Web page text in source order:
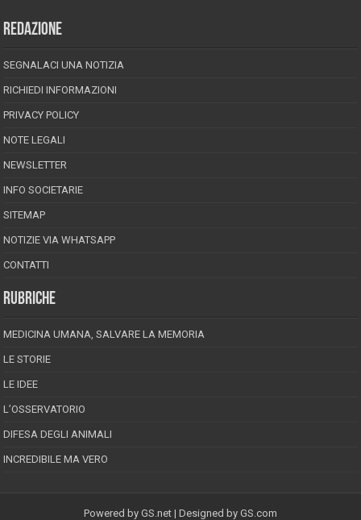
REDAZIONE
SEGNALACI UNA NOTIZIA
RICHIEDI INFORMAZIONI
PRIVACY POLICY
NOTE LEGALI
NEWSLETTER
INFO SOCIETARIE
SITEMAP
NOTIZIE VIA WHATSAPP
CONTATTI
RUBRICHE
MEDICINA UMANA, SALVARE LA MEMORIA
LE STORIE
LE IDEE
L’OSSERVATORIO
DIFESA DEGLI ANIMALI
INCREDIBILE MA VERO
Powered by GS.net | Designed by GS.com